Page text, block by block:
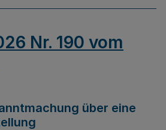
Nr. 190 vom
über eine